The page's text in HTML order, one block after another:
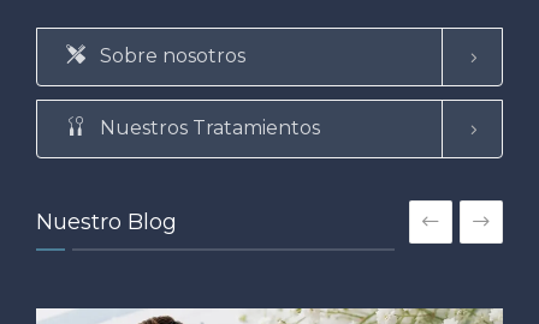
Sobre nosotros
Nuestros Tratamientos
Nuestro Blog